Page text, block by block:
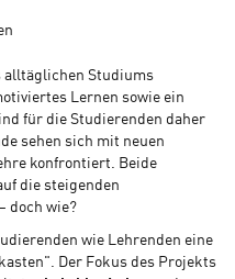
alltäglichen Studiums
Lernen sowie ein
für die Studierenden daher
sehen sich mit neuen
konfrontiert. Beide
die steigenden
doch wie?
wie Lehrenden eine
Der Fokus des Projekts